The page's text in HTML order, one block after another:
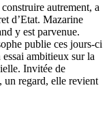
autrement, a
d’Etat. Mazarine
y est parvenue.
publie ces jours-ci
ambitieux sur la
Invitée de
un regard, elle revient